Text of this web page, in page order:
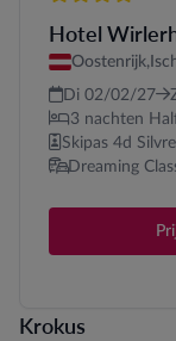
Hotel
Oostenrijk,
Di 02/02/27
3 nachten
Skipas 4d
Dreaming
Krokus